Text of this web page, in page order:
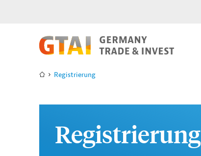
Registrierung
Registrierung